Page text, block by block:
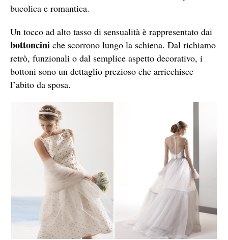
bucolica e romantica.
Un tocco ad alto tasso di sensualità è rappresentato dai
bottoncini che scorrono lungo la schiena. Dal richiamo
retrò, funzionali o dal semplice aspetto decorativo, i
bottoni sono un dettaglio prezioso che arricchisce
l’abito da sposa.